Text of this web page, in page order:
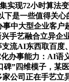
实现72小时算法
是一些值得关
大型企业客户
手艺融合立异企
AI东西取百度
办事能力：AI语
”四维模子，某
公司正在手艺立